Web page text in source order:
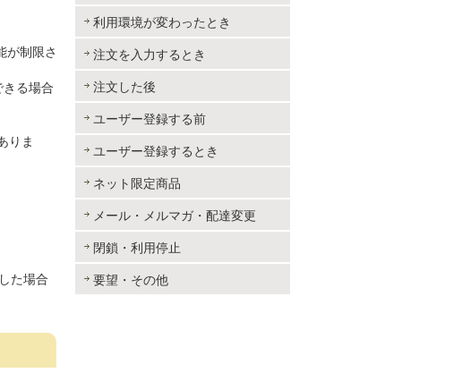
が制限さ
る場合
りま
た場合
利用環境が変わったとき
注文を入力するとき
注文した後
ユーザー登録する前
ユーザー登録するとき
ネット限定商品
メール・メルマガ・配達変更
閉鎖・利用停止
要望・その他